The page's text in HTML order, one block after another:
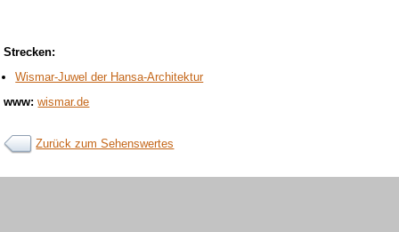
Strecken:
Wismar-Juwel der Hansa-Architektur
www: wismar.de
Zurück zum Sehenswertes